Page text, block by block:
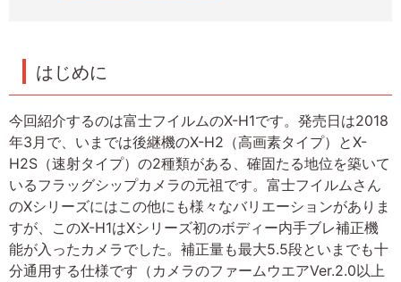
はじめに
今回紹介するのは富士フイルムのX-H1です。発売日は2018
年3月で、いまでは後継機のX-H2（高画素タイプ）とX-
H2S（速射タイプ）の2種類がある、確固たる地位を築いて
いるフラッグシップカメラの元祖です。富士フイルムさん
のXシリーズにはこの他にも様々なバリエーションがありま
すが、このX-H1はXシリーズ初のボディー内手ブレ補正機
能が入ったカメラでした。補正量も最大5.5段といまでも十
分通用する仕様です（カメラのファームウエアVer.2.0以上